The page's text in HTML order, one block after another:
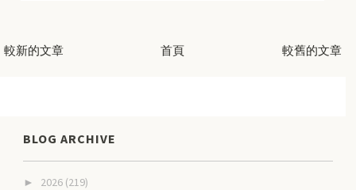
較新的文章 較舊的文章
首頁
BLOG ARCHIVE
► 2026 (219)